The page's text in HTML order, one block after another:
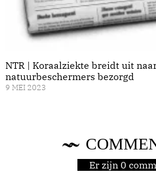
NTR | Koraalziekte breidt uit
natuurbeschermers bezorgd
9 MEI 2023
Er zijn 0